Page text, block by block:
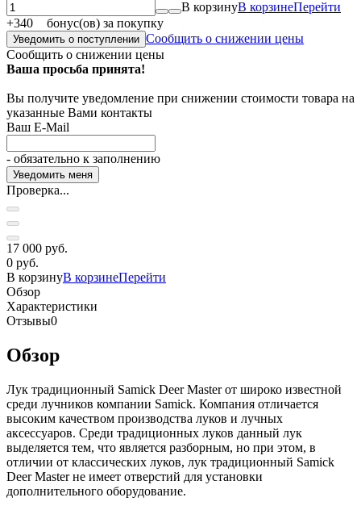
В корзинуВ корзинеПерейти
+340 бонус(ов) за покупку
Уведомить о поступлении Сообщить о снижении цены
Сообщить о снижении цены
Ваша просьба принята!
Вы получите уведомление при снижении стоимости товара на
указанные Вами контакты
Ваш E-Mail
- обязательно к заполнению
Проверка...
17 000 руб.
0 руб.
В корзинуВ корзинеПерейти
Обзор
Характеристики
Отзывы0
Обзор
Лук традиционный Samick Deer Master от широко известной
среди лучников компании Samick. Компания отличается
высоким качеством производства луков и лучных
аксессуаров. Среди традиционных луков данный лук
выделяется тем, что является разборным, но при этом, в
отличии от классических луков, лук традиционный Samick
Deer Master не имеет отверстий для установки
дополнительного оборудование.